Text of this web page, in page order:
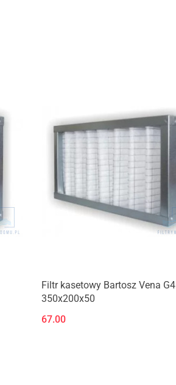
Produkt niedostępny
Filtr kasetowy Bartosz Vena G4
350x200x50
67.00